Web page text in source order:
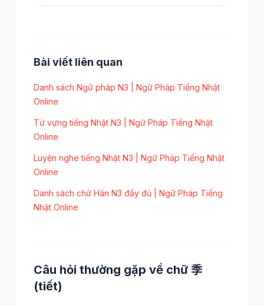
Bài viết liên quan
Danh sách Ngữ pháp N3 | Ngữ Pháp Tiếng Nhật
Online
Từ vựng tiếng Nhật N3 | Ngữ Pháp Tiếng Nhật
Online
Luyện nghe tiếng Nhật N3 | Ngữ Pháp Tiếng Nhật
Online
Danh sách chữ Hán N3 đầy đủ | Ngữ Pháp Tiếng
Nhật Online
Câu hỏi thường gặp về chữ 季
(tiết)